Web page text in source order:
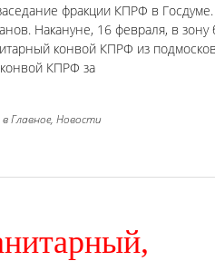
фракции КПРФ в
Накануне, 16 февраля, в
конвой КПРФ из
КПРФ за
вГлавное, Новости